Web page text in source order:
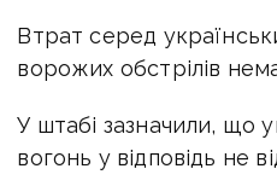
Втрат серед
ворожих обстрілів
У штабі зазначили, що
вогонь у відповідь не